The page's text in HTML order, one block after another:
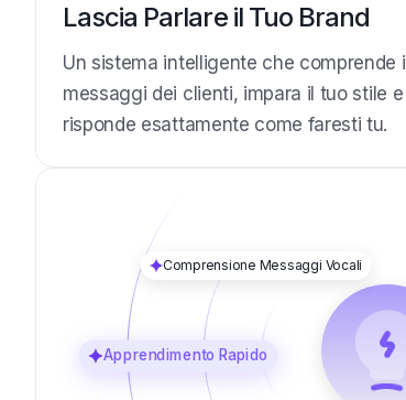
Lascia Parlare il Tuo Brand
Un sistema intelligente che comprende i
messaggi dei clienti, impara il tuo stile e
risponde esattamente come faresti tu.
Comprensione Messaggi Vocali
Apprendimento Rapido